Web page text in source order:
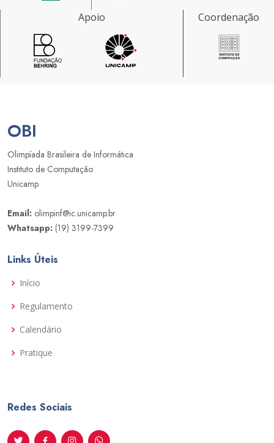
Apoio Coordenação
OBI
Olimpíada Brasileira de Informática
Instituto de Computação
Unicamp
Email: olimpinf@ic.unicamp.br
Whatsapp: (19) 3199-7399
Links Úteis
Início
Regulamento
Calendário
Pratique
Redes Sociais